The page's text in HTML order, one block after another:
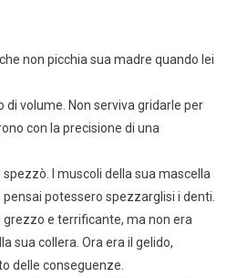
non picchia sua madre quando lei
di volume. Non serviva gridarle per
con la precisione di una
I muscoli della sua mascella
potessero spezzarglisi i denti.
grezzo e terrificante, ma non era
sua collera. Ora era il gelido,
delle conseguenze.